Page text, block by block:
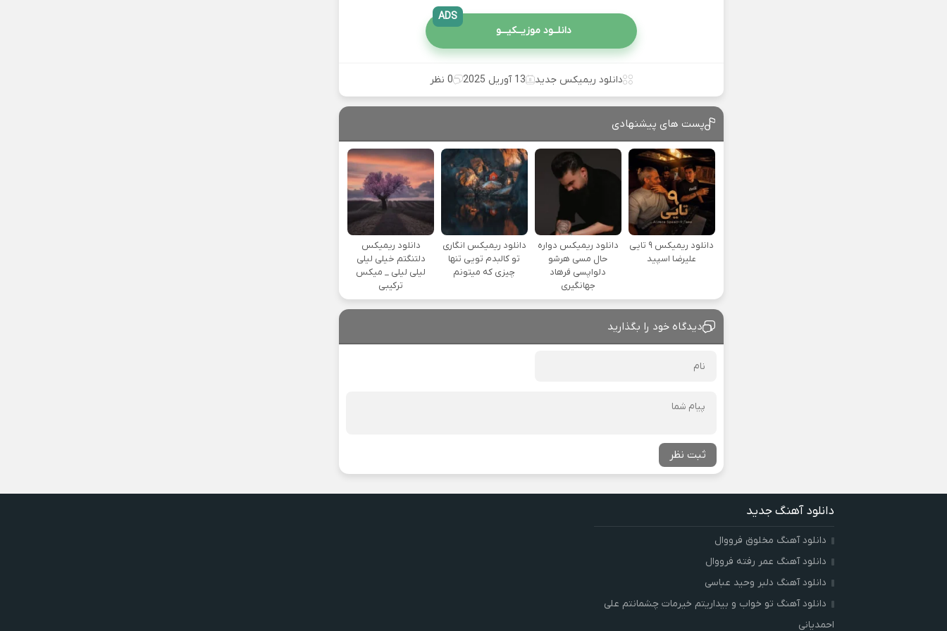
دانلــود موزیــکیـــو
ADS
دانلود ریمیکس جدید 13 آوریل 2025 0 نظر
پست های پیشنهادی
دانلود ریمیکس ۹ تایی
علیرضا اسپید
دانلود ریمیکس دواره
حال مسی هرشو
دلواپسی فرهاد
جهانگیری
دانلود ریمیکس انگاری
تو کالبدم تویی تنها
چیزی که میتونم
دانلود ریمیکس
دلتنگتم خیلی لیلی
لیلی لیلی _ میکس
ترکیبی
دیدگاه خود را بگذارید
ثبت نظر
دانلود آهنگ جدید
دانلود آهنگ مخلوق فرووال
دانلود آهنگ عمر رفته فرووال
دانلود آهنگ دلبر وحید عباسی
دانلود آهنگ تو خواب و بیداریتم خیرمات چشمانتم علی
احمدیانی